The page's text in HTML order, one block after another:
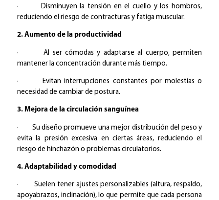
· Disminuyen la tensión en el cuello y los hombros,
reduciendo el riesgo de contracturas y fatiga muscular.
2. Aumento de la productividad
· Al ser cómodas y adaptarse al cuerpo, permiten
mantener la concentración durante más tiempo.
· Evitan interrupciones constantes por molestias o
necesidad de cambiar de postura.
3. Mejora de la circulación sanguínea
· Su diseño promueve una mejor distribución del peso y
evita la presión excesiva en ciertas áreas, reduciendo el
riesgo de hinchazón o problemas circulatorios.
4. Adaptabilidad y comodidad
· Suelen tener ajustes personalizables (altura, respaldo,
apoyabrazos, inclinación), lo que permite que cada persona